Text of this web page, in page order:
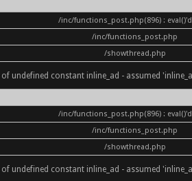
/inc/functions_post.php(896) :
/inc/functions_post.php
/showthread.php
undefined constant inline_ad - assumed
/inc/functions_post.php(896) :
/inc/functions_post.php
/showthread.php
undefined constant inline_ad - assumed